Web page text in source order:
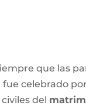
que las
celebrado
del